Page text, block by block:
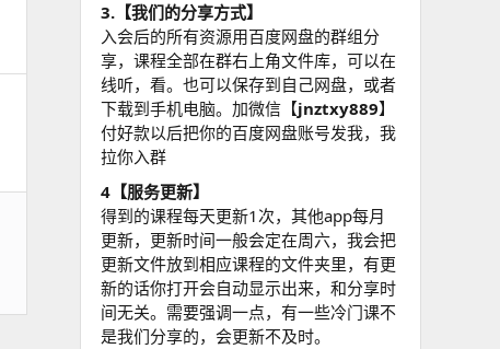
3.【我们的分享方式】
入会后的所有资源用百度网盘的群组分
享，课程全部在群右上角文件库，可以在
线听，看。也可以保存到自己网盘，或者
下载到手机电脑。加微信【jnztxy889】
付好款以后把你的百度网盘账号发我，我
拉你入群
4【服务更新】
得到的课程每天更新1次，其他app每月
更新，更新时间一般会定在周六，我会把
更新文件放到相应课程的文件夹里，有更
新的话你打开会自动显示出来，和分享时
间无关。需要强调一点，有一些冷门课不
是我们分享的，会更新不及时。